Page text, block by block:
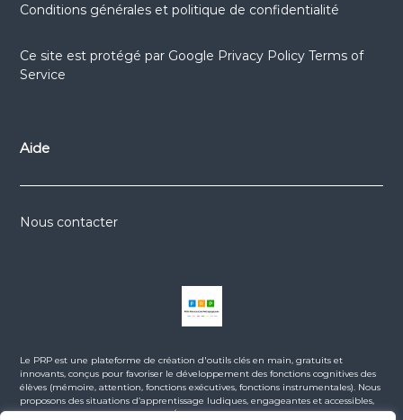
Conditions générales et politique de confidentialité
Ce site est protégé par Google Privacy Policy Terms of
Service
Aide
Nous contacter
Le PRP est une plateforme de création d'outils clés en main, gratuits et
innovants, conçus pour favoriser le développement des fonctions cognitives des
élèves (mémoire, attention, fonctions exécutives, fonctions instrumentales). Nous
proposons des situations d’apprentissage ludiques, engageantes et accessibles,
en lien avec les programmes de l’Éducation Nationale. La majorité des